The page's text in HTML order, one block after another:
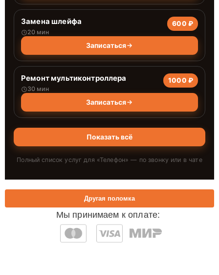
Замена шлейфа
20 мин
600 ₽
Записаться
Ремонт мультиконтроллера
30 мин
1000 ₽
Записаться
Показать всё
Полный список услуг для «Телефон» — по звонку или в чате
Мы принимаем к оплате:
Другая поломка